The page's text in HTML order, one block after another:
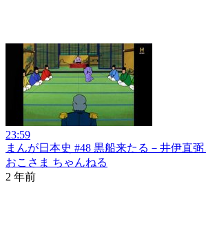
23:59
まんが日本史 #48 黒船来たる－井伊直
おこさま ちゃんねる
2 年前